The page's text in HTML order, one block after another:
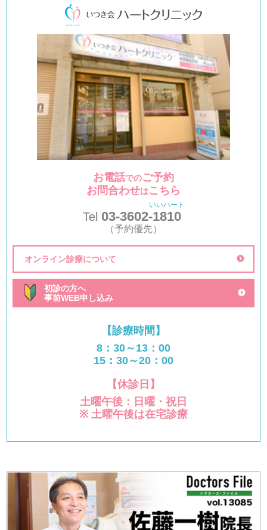
お電話でのご予約
お問合わせはこちら
Tel 03-3602-1810
いいハート
（予約優先）
オンライン診療について
初診の方へ
事前WEB申し込み
【診療時間】
8：30～13：00
15：30～20：00
【休診日】
土曜午後：日曜・祝日
※ 土曜午後は在宅診療